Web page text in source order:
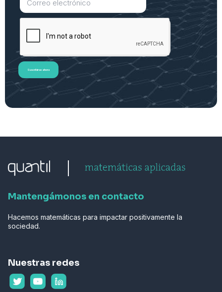
Suscribirse ahora
Mantengámonos en contacto
Hacemos matemáticas para impactar positivamente la
sociedad.
Nuestras redes